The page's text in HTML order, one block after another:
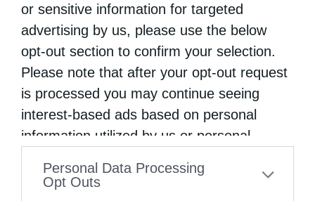
or sensitive information for targeted
advertising by us, please use the below
opt-out section to confirm your selection.
Please note that after your opt-out request
is processed you may continue seeing
interest-based ads based on personal
information utilized by us or personal
to your opt-out. You may separately opt-out
Personal Data Processing
Opt Outs